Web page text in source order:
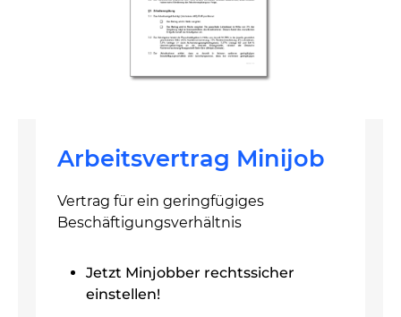
Arbeitsvertrag Minijob
Vertrag für ein geringfügiges
Beschäftigungsverhältnis
Jetzt Minjobber rechtssicher
einstellen!